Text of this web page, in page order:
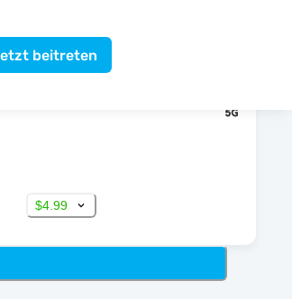
beitreten
$4.99